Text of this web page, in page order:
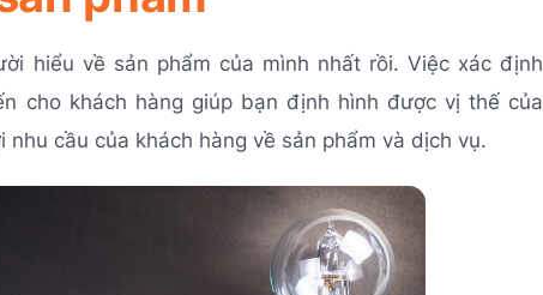
hiểu về sản phẩm của mình nhất rồi. Việc xác định
cho khách hàng giúp bạn định hình được vị thế của
cầu của khách hàng về sản phẩm và dịch vụ.